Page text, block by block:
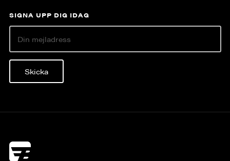
SIGNA UPP DIG IDAG
Skicka